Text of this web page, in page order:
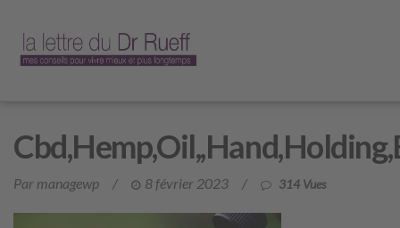
Par managewp / 8 février 2023 / 314 Vues